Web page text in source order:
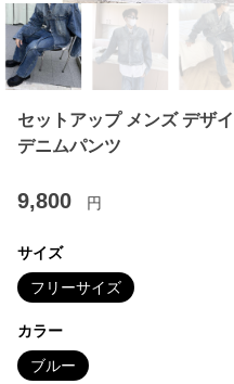
セットアップ メンズ デザ
デニムパンツ
9,800 円
サイズ
フリーサイズ
カラー
ブルー